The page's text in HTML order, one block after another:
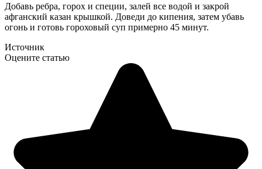
Добавь ребра, горох и специи, залей все водой и закрой
афганский казан крышкой. Доведи до кипения, затем убавь
огонь и готовь гороховый суп примерно 45 минут.
Источник
Оцените статью